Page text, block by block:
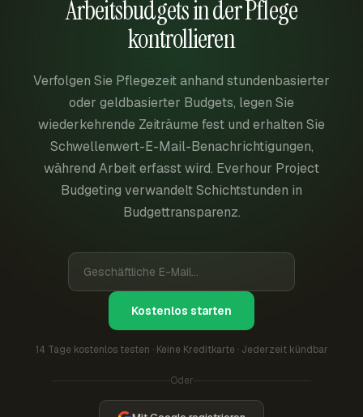
Arbeitsbudgets in der Pflege
kontrollieren
Verfolgen Sie Pflegezeit anhand stundenbasierter
oder geldbasierter Budgets, legen Sie
wiederkehrende Zeiträume fest und erhalten Sie
Schwellenwert-E-Mail-Benachrichtigungen,
während Arbeit erfasst wird. Everhour Project
Budgeting verwandelt Schichtstunden in
Budgettransparenz.
Kostenlos starten
14 Tage kostenlos testen · Keine Kreditkarte · Jederzeit kündbar
Oder